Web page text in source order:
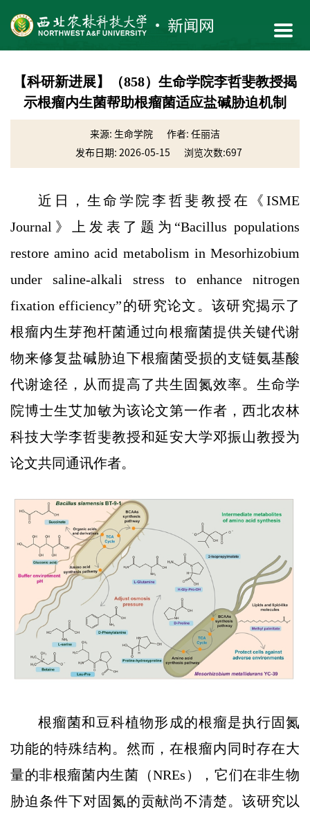
【科研新进展】（858）生命学院李哲斐教授揭
示根瘤内生菌帮助根瘤菌适应盐碱胁迫机制
来源: 生命学院
作者: 任丽洁
发布日期: 2026-05-15
浏览次数:697
近日，生命学院李哲斐教授在《ISME
Journal》上发表了题为“Bacillus populations
restore amino acid metabolism in Mesorhizobium
under saline-alkali stress to enhance nitrogen
fixation efficiency”的研究论文。该研究揭示了
根瘤内生芽孢杆菌通过向根瘤菌提供关键代谢
物来修复盐碱胁迫下根瘤菌受损的支链氨基酸
代谢途径，从而提高了共生固氮效率。生命学
院博士生艾加敏为该论文第一作者，西北农林
科技大学李哲斐教授和延安大学邓振山教授为
论文共同通讯作者。
根瘤菌和豆科植物形成的根瘤是执行固氮
功能的特殊结构。然而，在根瘤内同时存在大
量的非根瘤菌内生菌（NREs），它们在非生物
胁迫条件下对固氮的贡献尚不清楚。该研究以